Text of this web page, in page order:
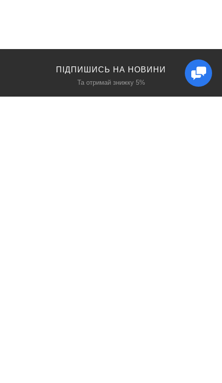
ПІДПИШИСЬ НА НОВИНИ
Та отримай знижку 5%